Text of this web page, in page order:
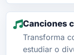
Canciones
Transforma
estudiar o